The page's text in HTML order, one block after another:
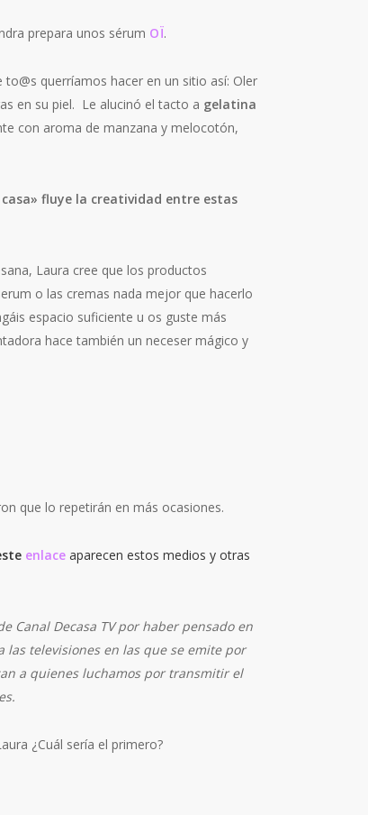
prepara unos sérum OÏ.
querríamos hacer en un sitio así: Oler
en su piel. Le alucinó el tacto a gelatina
con aroma de manzana y melocotón,
fluye la creatividad entre estas
Laura cree que los productos
o las cremas nada mejor que hacerlo
espacio suficiente u os guste más
hace también un neceser mágico y
que lo repetirán en más ocasiones.
enlaceaparecen estos medios y otras
Canal Decasa TV por haber pensado en
las televisiones en las que se emite por
a quienes luchamos por transmitir el
¿Cuál sería el primero?